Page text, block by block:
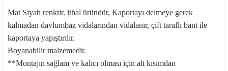
Mat Siyah renktir. ithal üründür, Kaportayı delmeye gerek
kalmadan davlumbaz vidalarından vidalanır, çift taraflı bant ile
kaportaya yapıştırılır.
Boyanabilir malzemedir.
**Montajın sağlam ve kalıcı olması için alt kısımdan